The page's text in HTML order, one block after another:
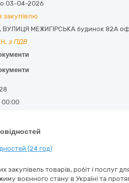
03-04-2026
закупівлю
, ВУЛИЦЯ МЕЖИГІРСЬКА будинок 82А
з ПДВ
00:00
(24 год)
товарів, робіт і послуг
воєнного стану в Україні та